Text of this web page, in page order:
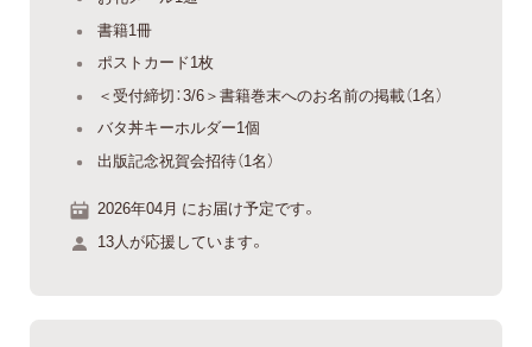
書籍1冊
ポストカード1枚
＜受付締切：3/6＞書籍巻末へのお名前の掲載（1名）
バタ丼キーホルダー1個
出版記念祝賀会招待（1名）
2026年04月 にお届け予定です。
13人が応援しています。